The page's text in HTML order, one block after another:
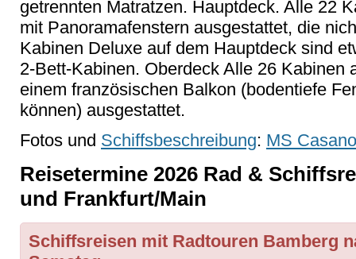
getrennten Matratzen. Hauptdeck. Alle 22
mit Panoramafenstern ausgestattet, die
Kabinen Deluxe auf dem Hauptdeck sind
2-Bett-Kabinen. Oberdeck Alle 26 Kabinen
einem französischen Balkon (bodentiefe
können) ausgestattet.
Fotos und Schiffsbeschreibung: MS
Reisetermine 2026 Rad &
und Frankfurt/Main
Schiffsreisen mit Radtouren Bamberg